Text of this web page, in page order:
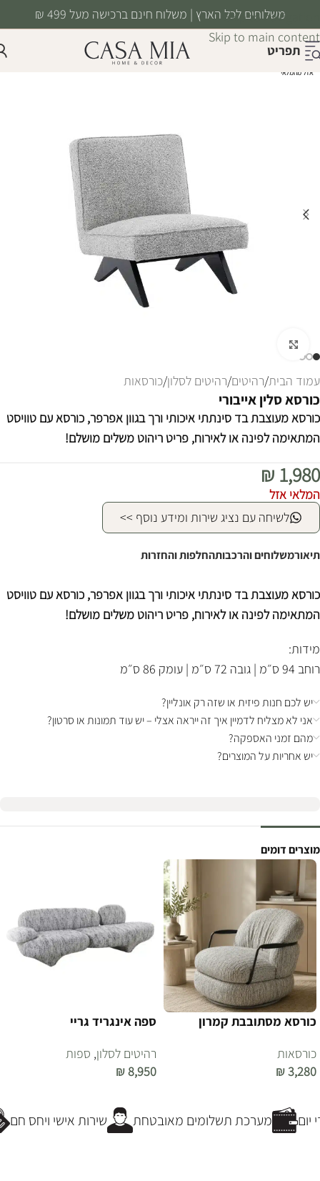
Skip to navigation
Skip to main content
משלוחים לכל הארץ | משלוח חינם ברכישה מעל 499 ₪
תפריט
אזל מהמלאי
עמוד הבית/רהיטים/רהיטים לסלון/כורסאות
כורסא סלין אייבורי
כורסא מעוצבת בד סינתתי איכותי ורך בגוון אפרפר, כורסא עם טוויסט
המתאימה לפינה או לאירוח, פריט ריהוט משלים מושלם!
₪ 1,980
המלאי אזל
לשיחה עם נציג שירות ומידע נוסף >>
תיאורמשלוחים והרכבותהחלפות והחזרות
כורסא מעוצבת בד סינתתי איכותי ורך בגוון אפרפר, כורסא עם טוויסט
המתאימה לפינה או לאירוח, פריט ריהוט משלים מושלם!
מידות:
רוחב 94 ס״מ | גובה 72 ס״מ | עומק 86 ס״מ
יש לכם חנות פיזית או שזה רק אונליין?
אני לא מצליח לדמיין איך זה ייראה אצלי – יש עוד תמונות או סרטון?
מהם זמני האספקה?
יש אחריות על המוצרים?
מוצרים דומים
כורסא מסתובבת קמרון
כורסאות
₪3,280
ספה אינגריד גריי
רהיטים לסלון, ספות
₪8,950
שירות אישי ויחס חם מערכת תשלומים מאובטחת